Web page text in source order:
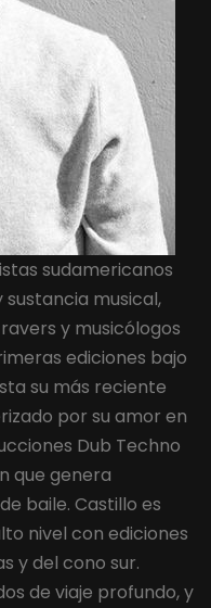
sudamericanos
musical,
y musicólogos
ediciones bajo
su más reciente
por su amor en
Dub Techno
que genera
baile. Castillo es
nivel con ediciones
y del cono sur.
de viaje profundo, y